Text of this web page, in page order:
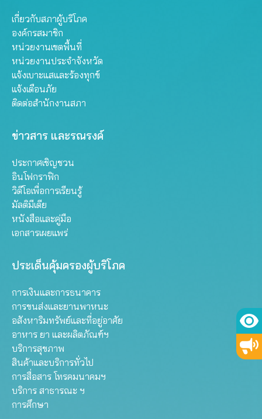
เกี่ยวกับสภาผู้บริโภค
องค์กรสมาชิก
หน่วยงานเขตพื้นที่
หน่วยงานประจำจังหวัด
แจ้งเบาะแสและร้องทุกข์
แจ้งเตือนภัย
ติดต่อสำนักงานสภา
ข่าวสาร และรณรงค์
ประกาศเชิญชวน
อินโฟกราฟิก
วิดีโอเพื่อการเรียนรู้
มัลติมีเดีย
หนังสือและคู่มือ
เอกสารเผยแพร่
ประเด็นคุ้มครองผู้บริโภค
การเงินและการธนาคาร
การขนส่งและยานพาหนะ
อสังหาริมทรัพย์และที่อยู่อาศัย
อาหาร ยา และผลิตภัณฑ์ฯ
บริการสุขภาพ
สินค้าและบริการทั่วไป
การสื่อสาร โทรคมนาคมฯ
บริการ สาธารณะ ฯ
การศึกษา